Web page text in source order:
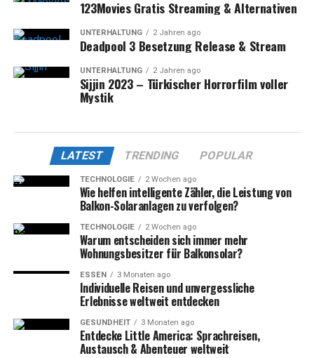
123Movies Gratis Streaming & Alternativen
UNTERHALTUNG 2 Jahren ago
Deadpool 3 Besetzung Release & Stream
UNTERHALTUNG 2 Jahren ago
Sijjin 2023 – Türkischer Horrorfilm voller
Mystik
LATEST TRENDING POPULAR
TECHNOLOGIE 2 Wochen ago
Wie helfen intelligente Zähler, die Leistung von
Balkon-Solaranlagen zu verfolgen?
TECHNOLOGIE 2 Wochen ago
Warum entscheiden sich immer mehr
Wohnungsbesitzer für Balkonsolar?
ESSEN 3 Monaten ago
Individuelle Reisen und unvergessliche
Erlebnisse weltweit entdecken
GESUNDHEIT 3 Monaten ago
Entdecke Little America: Sprachreisen,
Austausch & Abenteuer weltweit